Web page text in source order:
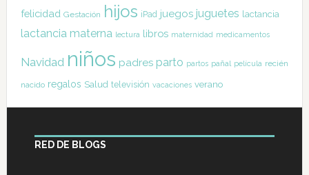
felicidad Gestación hijos iPad juegos juguetes lactancia
lactancia materna lectura libros maternidad medicamentos
Navidad niños padres parto partos pañal película recién
nacido regalos Salud televisión vacaciones verano
RED DE BLOGS